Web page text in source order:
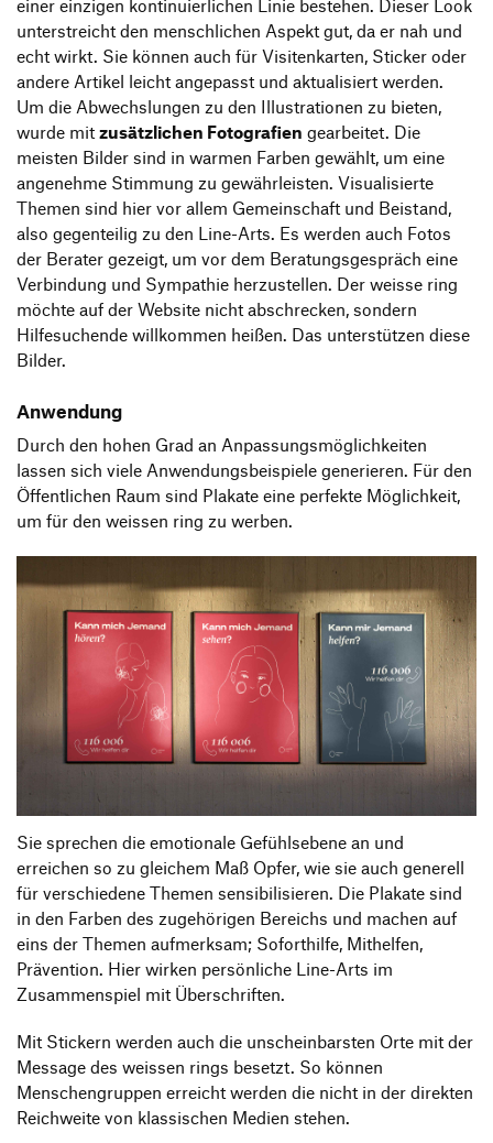
einer einzigen kontinuierlichen Linie bestehen. Dieser Look
unterstreicht den menschlichen Aspekt gut, da er nah und
echt wirkt. Sie können auch für Visitenkarten, Sticker oder
andere Artikel leicht angepasst und aktualisiert werden.
Um die Abwechslungen zu den Illustrationen zu bieten,
wurde mit zusätzlichen Fotografien gearbeitet. Die
meisten Bilder sind in warmen Farben gewählt, um eine
angenehme Stimmung zu gewährleisten. Visualisierte
Themen sind hier vor allem Gemeinschaft und Beistand,
also gegenteilig zu den Line-Arts. Es werden auch Fotos
der Berater gezeigt, um vor dem Beratungsgespräch eine
Verbindung und Sympathie herzustellen. Der weisse ring
möchte auf der Website nicht abschrecken, sondern
Hilfesuchende willkommen heißen. Das unterstützen diese
Bilder.
Anwendung
Durch den hohen Grad an Anpassungsmöglichkeiten
lassen sich viele Anwendungsbeispiele generieren. Für den
Öffentlichen Raum sind Plakate eine perfekte Möglichkeit,
um für den weissen ring zu werben.
Sie sprechen die emotionale Gefühlsebene an und
erreichen so zu gleichem Maß Opfer, wie sie auch generell
für verschiedene Themen sensibilisieren. Die Plakate sind
in den Farben des zugehörigen Bereichs und machen auf
eins der Themen aufmerksam; Soforthilfe, Mithelfen,
Prävention. Hier wirken persönliche Line-Arts im
Zusammenspiel mit Überschriften.
Mit Stickern werden auch die unscheinbarsten Orte mit der
Message des weissen rings besetzt. So können
Menschengruppen erreicht werden die nicht in der direkten
Reichweite von klassischen Medien stehen.